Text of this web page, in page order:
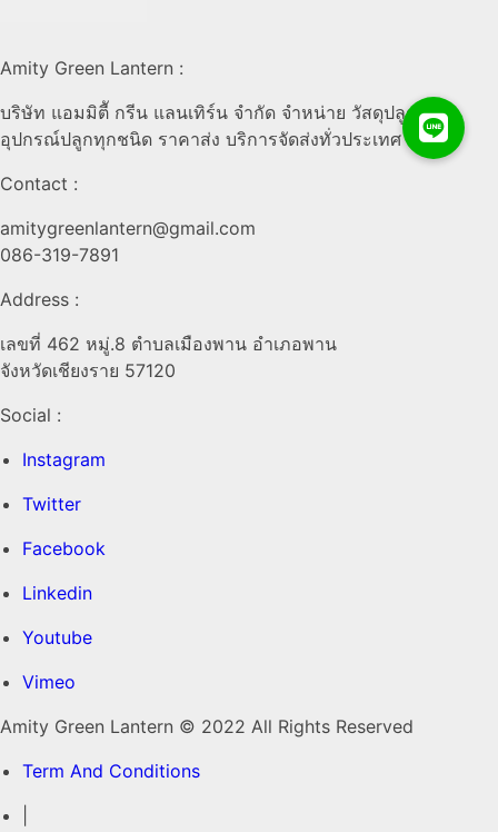
Amity Green Lantern :
บริษัท แอมมิตีั กรีน แลนเทิร์น จำกัด จำหน่าย วัสดุปลูกและ
อุปกรณ์ปลูกทุกชนิด ราคาส่ง บริการจัดส่งทั่วประเทศ
Contact :
amitygreenlantern@gmail.com
086-319-7891
Address :
เลขที่ 462 หมู่.8 ตำบลเมืองพาน อำเภอพาน
จังหวัดเชียงราย 57120
Social :
Instagram
Twitter
Facebook
Linkedin
Youtube
Vimeo
Amity Green Lantern © 2022 All Rights Reserved
Term And Conditions